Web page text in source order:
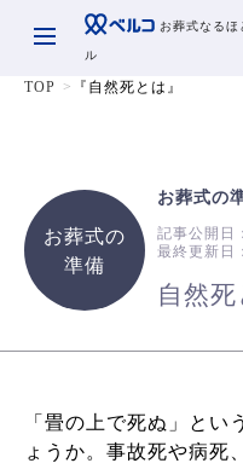
お葬式なるほ
ル
TOP 『自然死とは』
お葬式の
準備
お葬式の
記事公開日：
最終更新日：
自然死
「畳の上で死ぬ」とい
ょうか。事故死や病死